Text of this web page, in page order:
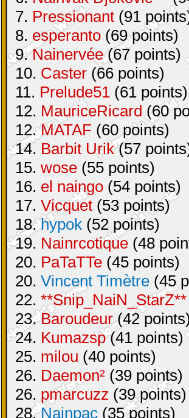
7. Pressionant (91
8. esperanto (69 points)
9.Nainervée(67 points)
10. Caster (66 points)
11. Prelude51 (61 points)
12. MauriceRicard(60
12.MATAF (60 points)
14. Barbit Urik(57
15. wose (55 points)
16. el naingo (54 points)
17. Vicquet (53 points)
18.hypok (52 points)
19. Nainrcotique (48
20. PaTaTTe (45 points)
20. Vincent Timètre (45
22. **Snip_NaiN_StarZ**
23.Baroudeur(42 points)
24. Kumazsp(41 points)
25. milou (40 points)
26. Daemon² (39 points)
26. pmarcuzz (39 points)
28.Nainpac (35 points)